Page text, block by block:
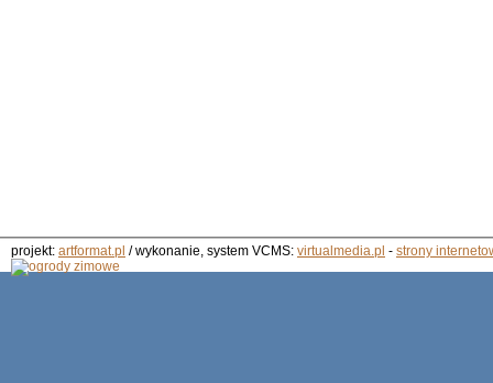
projekt: artformat.pl / wykonanie, system VCMS: virtualmedia.pl - strony